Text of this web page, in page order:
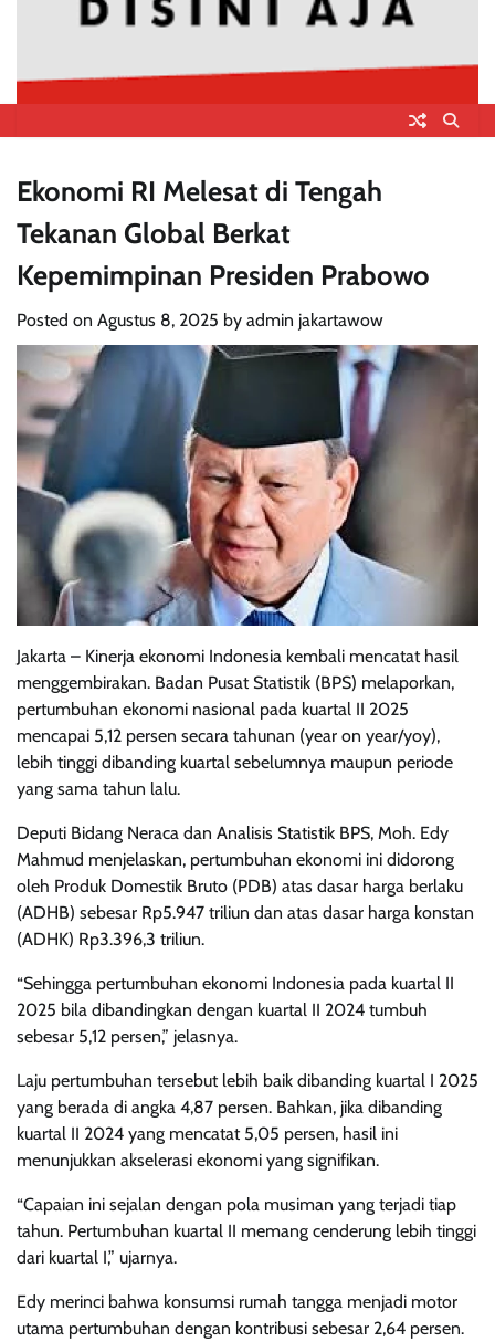
Ekonomi RI Melesat di Tengah
Tekanan Global Berkat
Kepemimpinan Presiden Prabowo
Posted on Agustus 8, 2025 by admin jakartawow
Jakarta – Kinerja ekonomi Indonesia kembali mencatat hasil
menggembirakan. Badan Pusat Statistik (BPS) melaporkan,
pertumbuhan ekonomi nasional pada kuartal II 2025
mencapai 5,12 persen secara tahunan (year on year/yoy),
lebih tinggi dibanding kuartal sebelumnya maupun periode
yang sama tahun lalu.
Deputi Bidang Neraca dan Analisis Statistik BPS, Moh. Edy
Mahmud menjelaskan, pertumbuhan ekonomi ini didorong
oleh Produk Domestik Bruto (PDB) atas dasar harga berlaku
(ADHB) sebesar Rp5.947 triliun dan atas dasar harga konstan
(ADHK) Rp3.396,3 triliun.
“Sehingga pertumbuhan ekonomi Indonesia pada kuartal II
2025 bila dibandingkan dengan kuartal II 2024 tumbuh
sebesar 5,12 persen,” jelasnya.
Laju pertumbuhan tersebut lebih baik dibanding kuartal I 2025
yang berada di angka 4,87 persen. Bahkan, jika dibanding
kuartal II 2024 yang mencatat 5,05 persen, hasil ini
menunjukkan akselerasi ekonomi yang signifikan.
“Capaian ini sejalan dengan pola musiman yang terjadi tiap
tahun. Pertumbuhan kuartal II memang cenderung lebih tinggi
dari kuartal I,” ujarnya.
Edy merinci bahwa konsumsi rumah tangga menjadi motor
utama pertumbuhan dengan kontribusi sebesar 2,64 persen.